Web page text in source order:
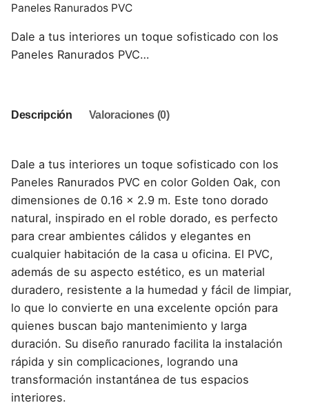
Paneles Ranurados PVC
Dale a tus interiores un toque sofisticado con los
Paneles Ranurados PVC…
Descripción Valoraciones (0)
Dale a tus interiores un toque sofisticado con los
Paneles Ranurados PVC en color Golden Oak, con
dimensiones de 0.16 x 2.9 m. Este tono dorado
natural, inspirado en el roble dorado, es perfecto
para crear ambientes cálidos y elegantes en
cualquier habitación de la casa u oficina. El PVC,
además de su aspecto estético, es un material
duradero, resistente a la humedad y fácil de limpiar,
lo que lo convierte en una excelente opción para
quienes buscan bajo mantenimiento y larga
duración. Su diseño ranurado facilita la instalación
rápida y sin complicaciones, logrando una
transformación instantánea de tus espacios
interiores.